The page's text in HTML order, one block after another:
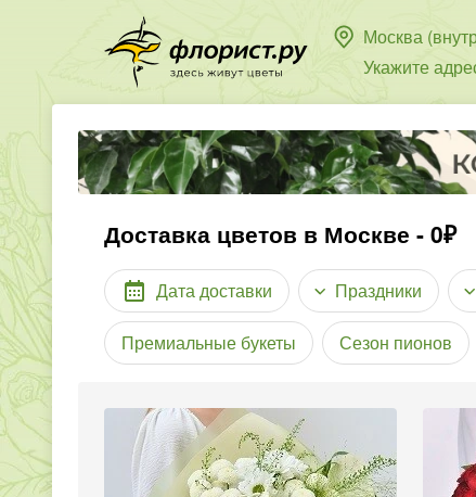
Москва
Укажите
Доставка цветов в Москве - 0₽
Дата доставки Праздники
Премиальные букеты Сезон пионов